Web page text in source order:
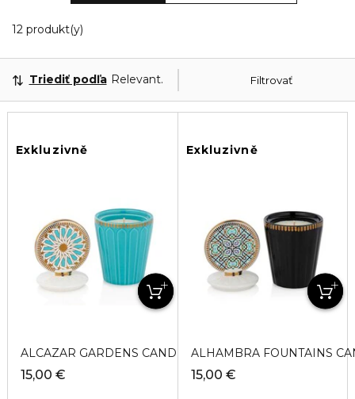
12 produkt(y)
Filtrovať
Triediť podľa Relevantnosť
Exkluzivně
ALCAZAR GARDENS CANDLE Sviečka
15,00 €
Exkluzivně
ALHAMBRA FOUNTAINS
15,00 €